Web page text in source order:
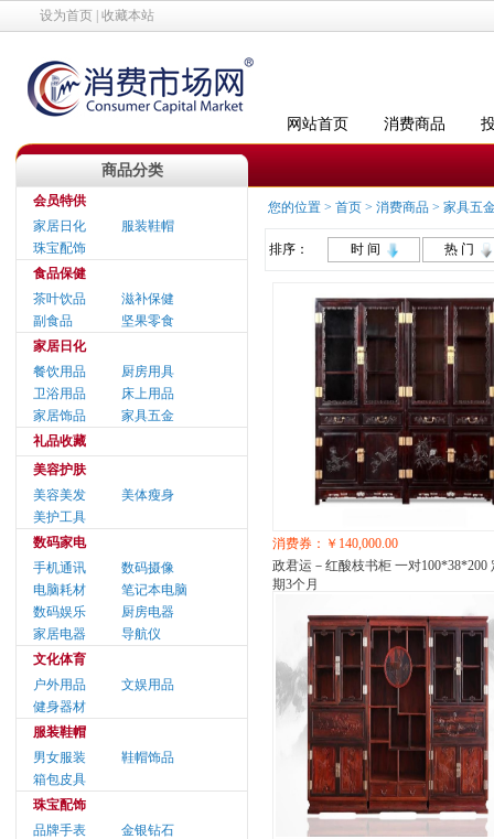
设为首页 收藏本站
网站首页 消费商品
商品分类
会员特供
家居日化
服装鞋帽
珠宝配饰
食品保健
茶叶饮品
滋补保健
副食品
坚果零食
家居日化
餐饮用品
厨房用具
卫浴用品
床上用品
家居饰品
家具五金
礼品收藏
美容护肤
美容美发
美体瘦身
美护工具
数码家电
手机通讯
数码摄像
电脑耗材
笔记本电脑
数码娱乐
厨房电器
家居电器
导航仪
文化体育
户外用品
文娱用品
健身器材
服装鞋帽
男女服装
鞋帽饰品
箱包皮具
珠宝配饰
品牌手表
金银钻石
您的位置 > 首页 > 消费商品 > 家具五
排序： 时 间 热 门
消费券：￥140,000.00
政君运－红酸枝书柜 一对100*38*200
期3个月